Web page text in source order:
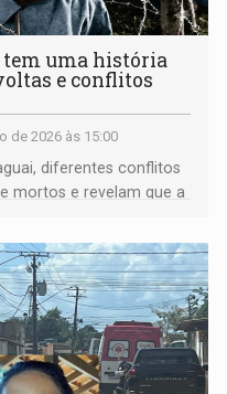
tem uma história
e conflitos
de 2026 às 15:00
diferentes conflitos
mortos e revelam que a